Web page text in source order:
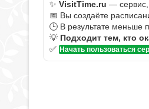
✨ VisitTime.ru — сервис,
📅 Вы создаёте
🕒 В результате меньше
💡 Подходит тем, кто
✅ Начать пользоваться